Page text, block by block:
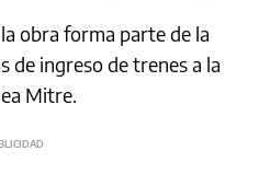
obra forma parte de la
de ingreso de trenes a la
Mitre.